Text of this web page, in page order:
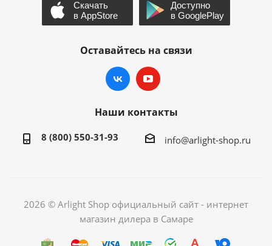
Оставайтесь на связи
Наши контакты
8 (800) 550-31-93 info@arlight-shop.ru
2026 © Arlight Shop официальный сайт - интернет
магазин дилера в Самаре